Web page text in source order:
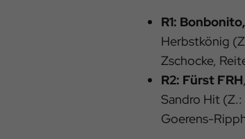
R1: Bonbonito,
Herbstkönig
Zschocke,
R2: Fürst FRH
Sandro Hit
Goerens-